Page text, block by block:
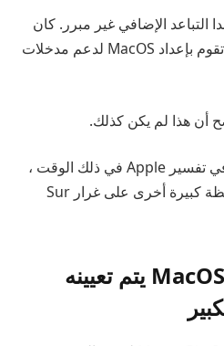
التباعد الإضافي غير مبرر. كان
الأمر كما لو أن Apple كانت تقوم بإعداد MacOS لدعم مدخلات
أن هذا لم يكن كذلك.
ولكن من خلال إعادة النظر في تفسير Apple في ذلك الوقت ،
يبدو من المحتم أن نتحمل لحظة كبيرة أخرى على غرار Sur
يبدو أن تصميم MacOS 16 يتم تعيينه